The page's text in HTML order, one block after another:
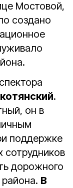
Мостовой,
создано
.
он в
поддержке
сотрудников
дорожного
В